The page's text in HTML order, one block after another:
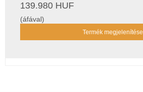
139.980 HUF
(áfával)
Termék megjelenítése